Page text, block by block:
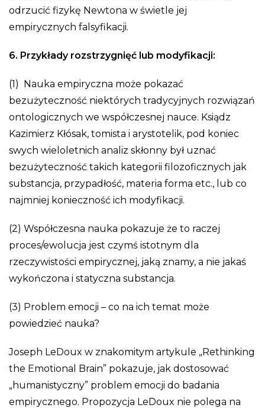
odrzucić fizykę Newtona w świetle jej
empirycznych falsyfikacji.
6. Przykłady rozstrzygnięć lub modyfikacji:
(1) Nauka empiryczna może pokazać
bezużyteczność niektórych tradycyjnych rozwiązań
ontologicznych we współczesnej nauce. Ksiądz
Kazimierz Kłósak, tomista i arystotelik, pod koniec
swych wieloletnich analiz skłonny był uznać
bezużyteczność takich kategorii filozoficznych jak
substancja, przypadłość, materia forma etc., lub co
najmniej konieczność ich modyfikacji.
(2) Współczesna nauka pokazuje że to raczej
proces/ewolucja jest czymś istotnym dla
rzeczywistości empirycznej, jaką znamy, a nie jakaś
wykończona i statyczna substancja.
(3) Problem emocji – co na ich temat może
powiedzieć nauka?
Joseph LeDoux w znakomitym artykule „Rethinking
the Emotional Brain” pokazuje, jak dostosować
„humanistyczny” problem emocji do badania
empirycznego. Propozycja LeDoux nie polega na